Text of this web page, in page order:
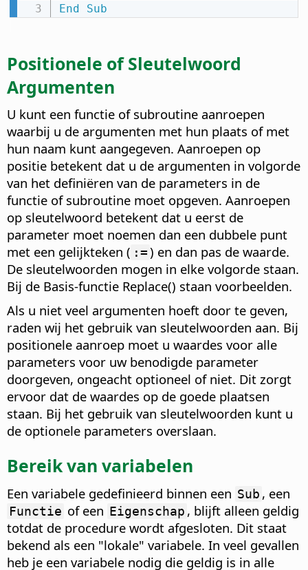
End
Sub
Positionele of Sleutelwoord
Argumenten
U kunt een functie of subroutine aanroepen
waarbij u de argumenten met hun plaats of met
hun naam kunt aangegeven. Aanroepen op
positie betekent dat u de argumenten in volgorde
van het definiëren van de parameters in de
functie of subroutine moet opgeven. Aanroepen
op sleutelwoord betekent dat u eerst de
parameter moet noemen dan een dubbele punt
met een gelijkteken ( :=) en dan pas de waarde.
De sleutelwoorden mogen in elke volgorde staan.
Bij de Basis-functie Replace() staan voorbeelden.
Als u niet veel argumenten hoeft door te geven,
raden wij het gebruik van sleutelwoorden aan. Bij
positionele aanroep moet u waardes voor alle
parameters voor uw benodigde parameter
doorgeven, ongeacht optioneel of niet. Dit zorgt
ervoor dat de waardes op de goede plaatsen
staan. Bij het gebruik van sleutelwoorden kunt u
de optionele parameters overslaan.
Bereik van variabelen
Een variabele gedefinieerd binnen een Sub , een
Functie of een Eigenschap , blijft alleen geldig
totdat de procedure wordt afgesloten. Dit staat
bekend als een "lokale" variabele. In veel gevallen
heb je een variabele nodig die geldig is in alle